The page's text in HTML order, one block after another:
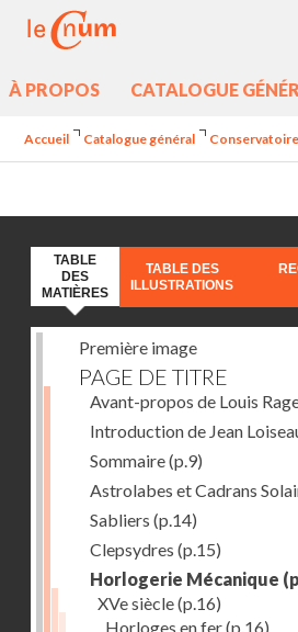
À PROPOS CATALOGUE
Accueil Catalogue général
TABLE
DES
MATIÈRES
TABLE DES
ILLUSTRATIONS
Première image
PAGE DE TITRE
Avant-propos de Louis
Introduction de Jean
Sommaire(p.9)
Astrolabes et Cadrans
Sabliers (p.14)
Clepsydres (p.15)
Horlogerie Mécanique
XVe siècle(p.16)
Horloges en fer(p.16)